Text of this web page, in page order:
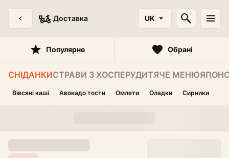
Доставка UK
Популярне Обрані
СНІДАНКИСТРАВИ З ХОСПЕРУДИТЯЧЕ МЕНЮ
Вівсяні каші Авокадо тости Омлети Оладки Сирники